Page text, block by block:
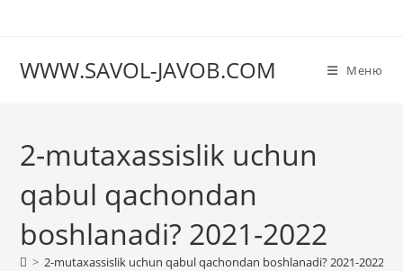
WWW.SAVOL-JAVOB.COM Меню
2-mutaxassislik uchun
qabul qachondan
boshlanadi? 2021-2022
> 2-mutaxassislik uchun qabul qachondan boshlanadi? 2021-2022